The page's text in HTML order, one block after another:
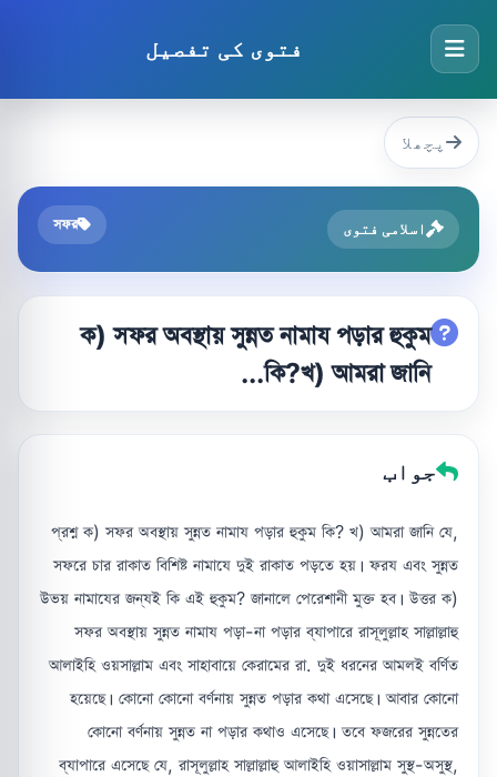
فتوی کی تفصیل
پچھلا
اسلامی فتوی সফর
ক) সফর অবস্থায় সুন্নত নামায পড়ার হুকুম
কি?খ) আমরা জানি...
جواب
প্রশ্ন ক) সফর অবস্থায় সুন্নত নামায পড়ার হুকুম কি? খ) আমরা জানি যে,
সফরে চার রাকাত বিশিষ্ট নামাযে দুই রাকাত পড়তে হয়। ফরয এবং সুন্নত
উভয় নামাযের জন্যই কি এই হুকুম? জানালে পেরেশানী মুক্ত হব। উত্তর ক)
সফর অবস্থায় সুন্নত নামায পড়া-না পড়ার ব্যাপারে রাসূলুল্লাহ সাল্লাল্লাহু
আলাইহি ওয়সাল্লাম এবং সাহাবায়ে কেরামের রা. দুই ধরনের আমলই বর্ণিত
হয়েছে। কোনো কোনো বর্ণনায় সুন্নত পড়ার কথা এসেছে। আবার কোনো
কোনো বর্ণনায় সুন্নত না পড়ার কথাও এসেছে। তবে ফজরের সুন্নতের
ব্যাপারে এসেছে যে, রাসূলুল্লাহ সাল্লাল্লাহু আলাইহি ওয়াসাল্লাম সুস্থ-অসুস্থ,